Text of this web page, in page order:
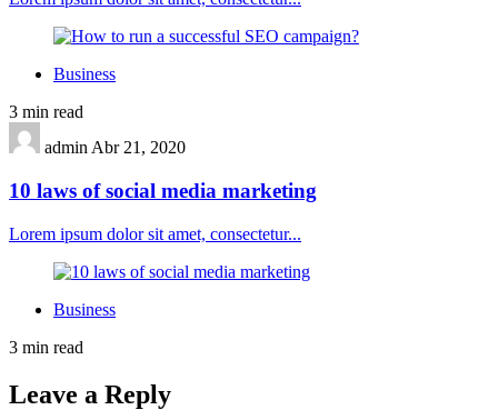
Business
3 min read
adminAbr 21, 2020
10 laws of social media marketing
Lorem ipsum dolor sit amet, consectetur...
Business
3 min read
Leave a Reply